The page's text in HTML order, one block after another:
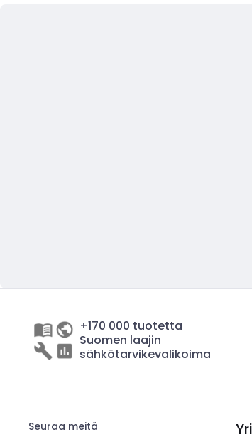
+170 000 tuotetta
Suomen laajin
sähkötarvikevalikoima
Seuraa meitä